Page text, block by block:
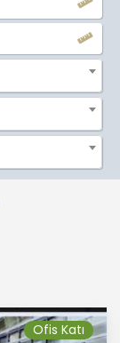
Ofis Katı